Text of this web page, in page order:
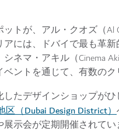
トが、アル・クオズ（Al
には、ドバイで最も革
ネマ・アキル（Cinema
ントを通じて、有数の
たデザインショップがひ
（Dubai Design District）
示会が定期開催されてい